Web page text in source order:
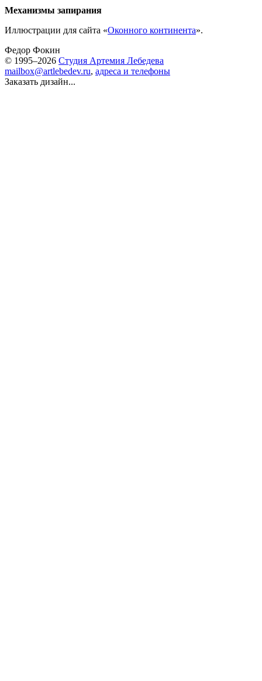
Механизмы запирания
Иллюстрации для сайта «Оконного континента».
Федор Фокин
© 1995–2026 Студия Артемия Лебедева
mailbox@artlebedev.ru, адреса и телефоны
Заказать дизайн...